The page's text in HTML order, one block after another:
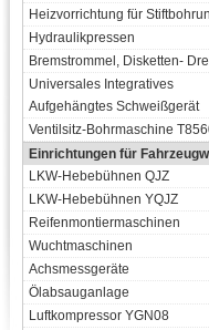
Heizvorrichtung für
Hydraulikpressen
Bremstrommel, Disketten-
Universales Integratives
Aufgehängtes Schweißgerät
Ventilsitz-Bohrmaschine
Einrichtungen für
LKW-Hebebühnen QJZ
LKW-Hebebühnen YQJZ
Reifenmontiermaschinen
Wuchtmaschinen
Achsmessgeräte
Ölabsauganlage
Luftkompressor YGN08